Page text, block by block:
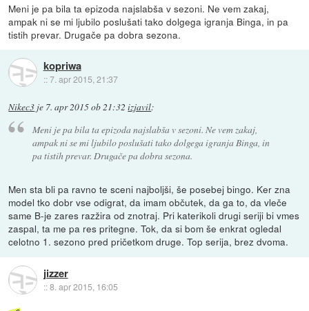
Meni je pa bila ta epizoda najslabša v sezoni. Ne vem zakaj,
ampak ni se mi ljubilo poslušati tako dolgega igranja Binga, in pa
tistih prevar. Drugače pa dobra sezona.
kopriwa
::7. apr 2015, 21:37
Nikec3 je 7. apr 2015 ob 21:32 izjavil:
Meni je pa bila ta epizoda najslabša v sezoni. Ne vem zakaj,
ampak ni se mi ljubilo poslušati tako dolgega igranja Binga, in
pa tistih prevar. Drugače pa dobra sezona.
Men sta bli pa ravno te sceni najboljši, še posebej bingo. Ker zna
model tko dobr vse odigrat, da imam občutek, da ga to, da vleče
same B-je zares razžira od znotraj. Pri katerikoli drugi seriji bi vmes
zaspal, ta me pa res pritegne. Tok, da si bom še enkrat ogledal
celotno 1. sezono pred pričetkom druge. Top serija, brez dvoma.
jizzer
::8. apr 2015, 16:05